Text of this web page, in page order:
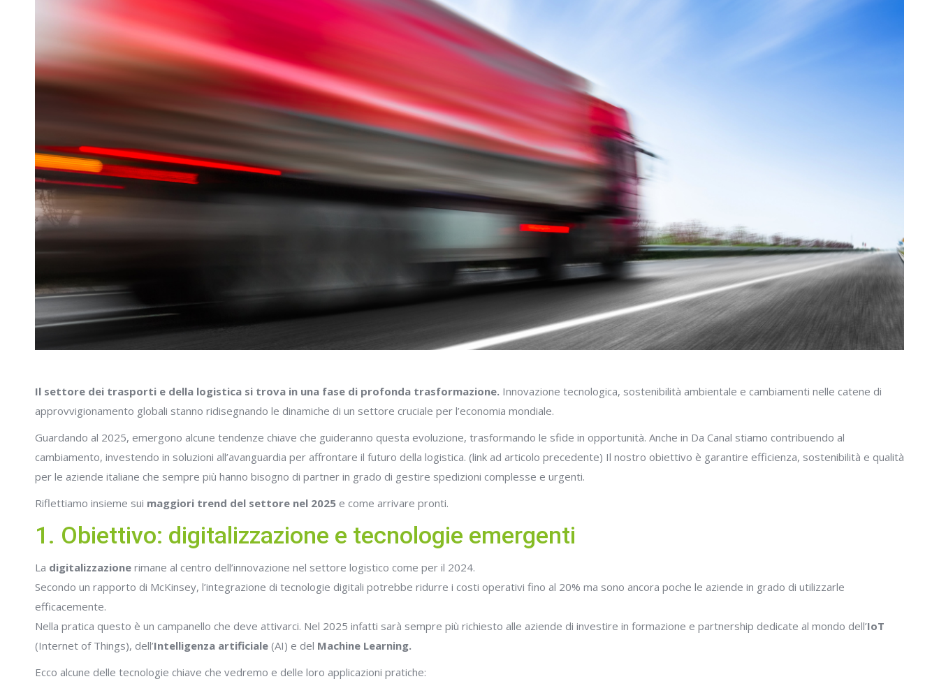
Il settore dei trasporti e della logistica si trova in una fase di profonda trasformazione. Innovazione tecnologica, sostenibilità ambientale e cambiamenti nelle catene di
approvvigionamento globali stanno ridisegnando le dinamiche di un settore cruciale per l’economia mondiale.
Guardando al 2025, emergono alcune tendenze chiave che guideranno questa evoluzione, trasformando le sfide in opportunità. Anche in Da Canal stiamo contribuendo al
cambiamento, investendo in soluzioni all’avanguardia per affrontare il futuro della logistica. (link ad articolo precedente) Il nostro obiettivo è garantire efficienza, sostenibilità e qualità
per le aziende italiane che sempre più hanno bisogno di partner in grado di gestire spedizioni complesse e urgenti.
Riflettiamo insieme sui maggiori trend del settore nel 2025 e come arrivare pronti.
1. Obiettivo: digitalizzazione e tecnologie emergenti
La digitalizzazione rimane al centro dell’innovazione nel settore logistico come per il 2024.
Secondo un rapporto di McKinsey, l’integrazione di tecnologie digitali potrebbe ridurre i costi operativi fino al 20% ma sono ancora poche le aziende in grado di utilizzarle
efficacemente.
Nella pratica questo è un campanello che deve attivarci. Nel 2025 infatti sarà sempre più richiesto alle aziende di investire in formazione e partnership dedicate al mondo dell’IoT
(Internet of Things), dell’Intelligenza artificiale (AI) e del Machine Learning.
Ecco alcune delle tecnologie chiave che vedremo e delle loro applicazioni pratiche: